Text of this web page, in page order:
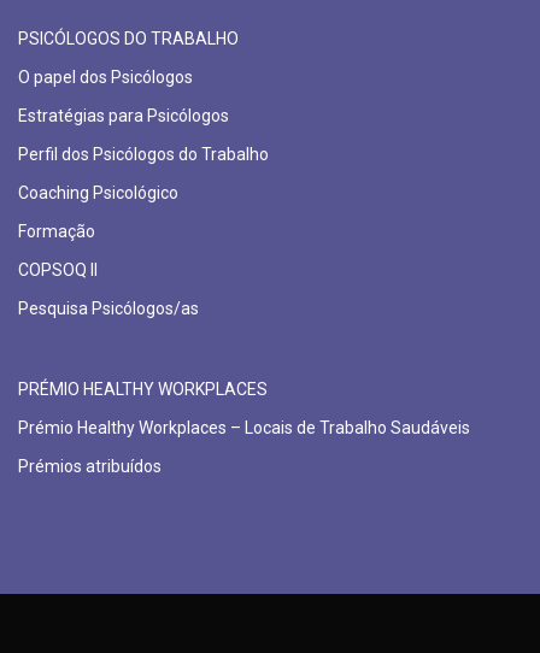
PSICÓLOGOS DO TRABALHO
O papel dos Psicólogos
Estratégias para Psicólogos
Perfil dos Psicólogos do Trabalho
Coaching Psicológico
Formação
COPSOQ II
Pesquisa Psicólogos/as
PRÉMIO HEALTHY WORKPLACES
Prémio Healthy Workplaces – Locais de Trabalho Saudáveis
Prémios atribuídos